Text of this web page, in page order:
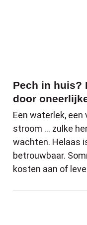
Pech in huis?
door
Een waterlek,
stroom … zulke
wachten. Helaas
betrouwbaar.
kosten aan of